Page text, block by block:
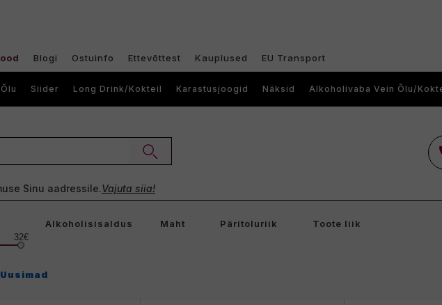
Blogi Ostuinfo Ettevõttest Kauplused EU Transport
Õlu Siider Long Drink/Kokteil Karastusjoogid Näksid Alkoholivaba Vein Õlu/
Sinu aadressile.Vajuta siia!
32€
Alkoholisisaldus Maht Päritoluriik Toote liik
Uusimad